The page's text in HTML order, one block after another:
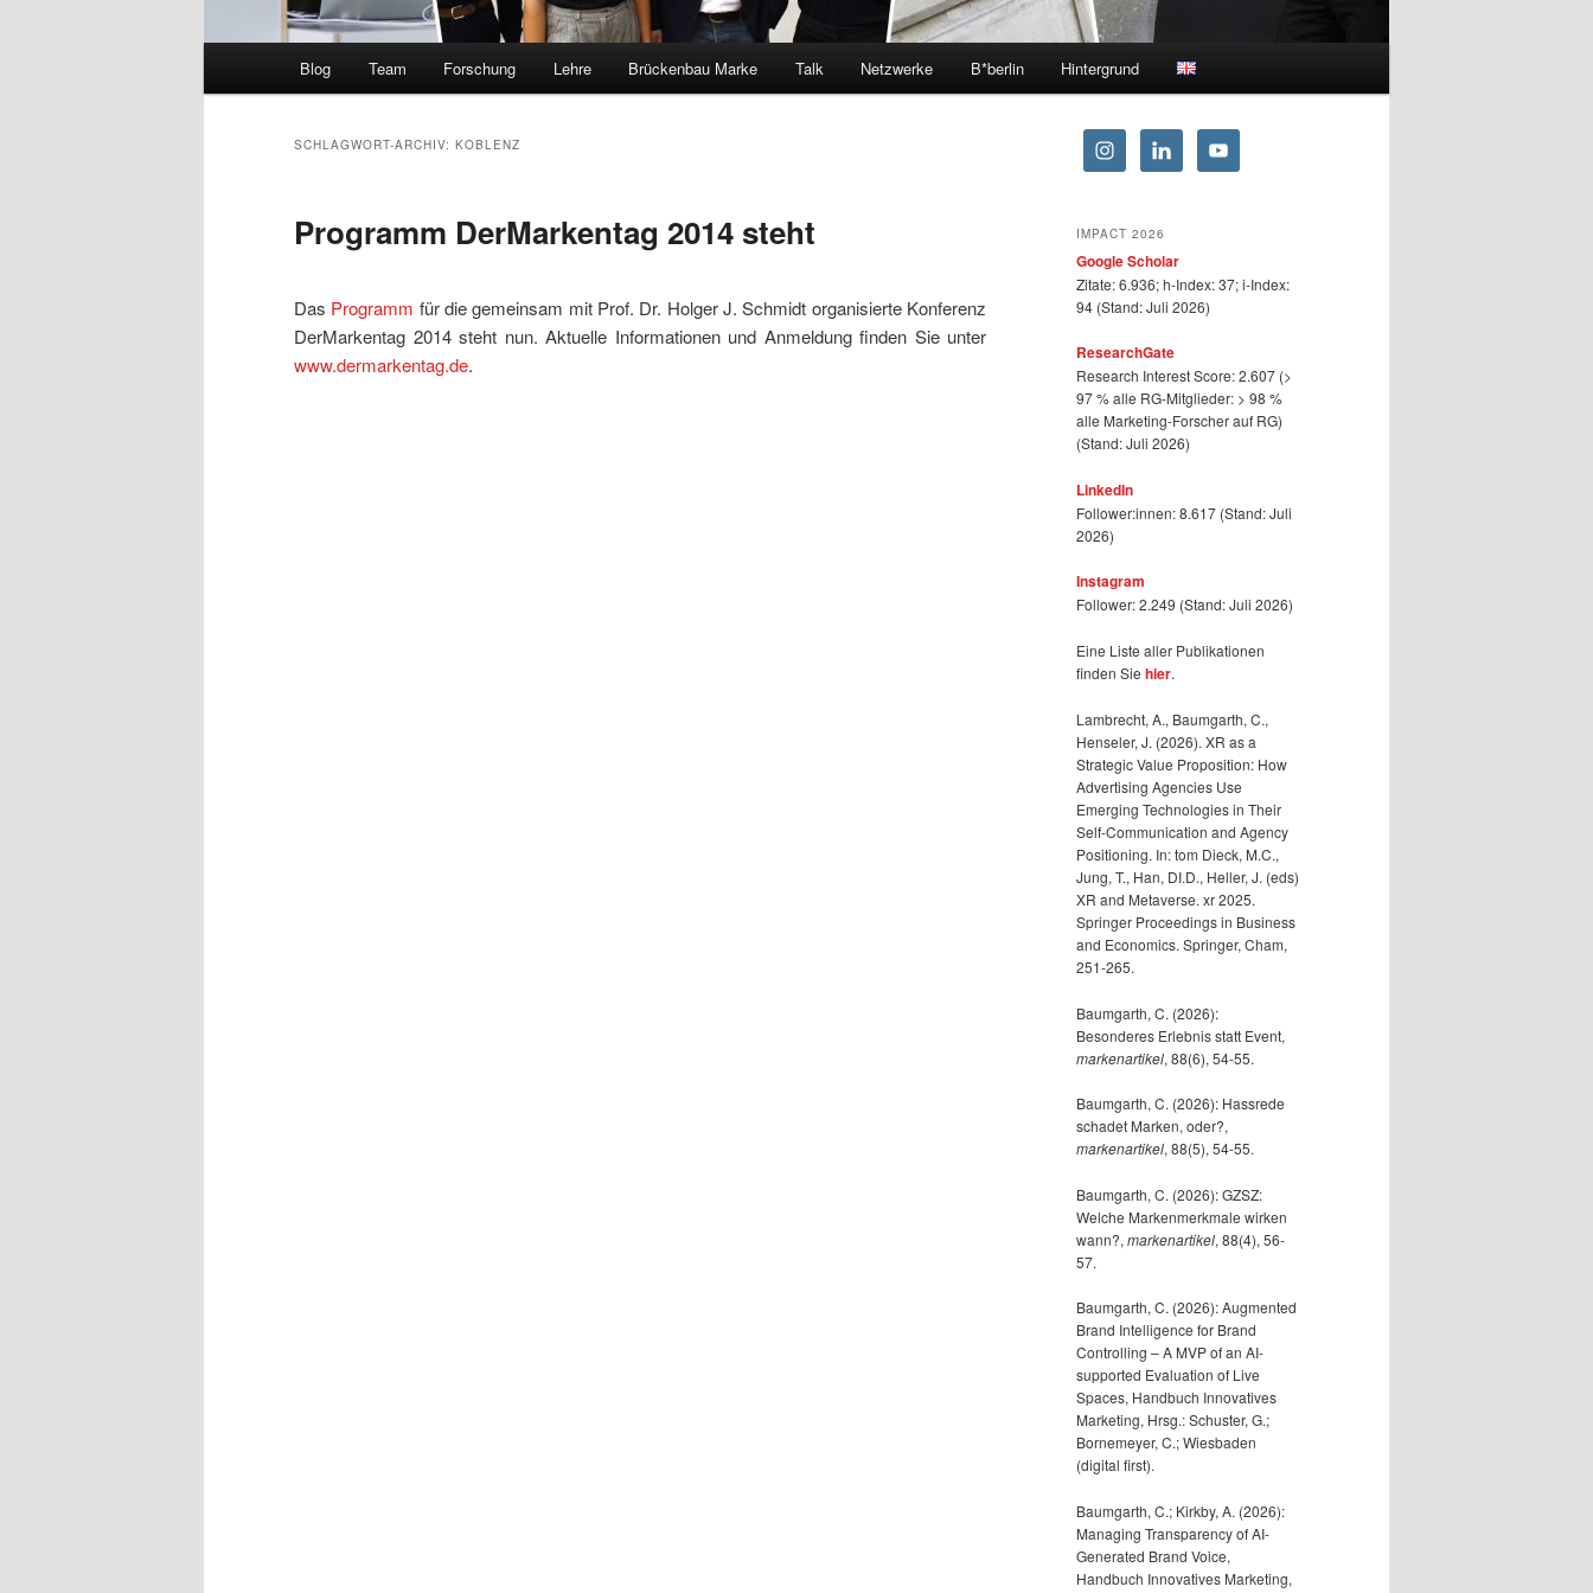
Blog Team Forschung Lehre Brückenbau Marke Talk Netzwerke B*berlin Hintergrund
SCHLAGWORT-ARCHIV: KOBLENZ
Programm DerMarkentag 2014 steht
Das Programm für die gemeinsam mit Prof. Dr. Holger J. Schmidt organisierte Konferenz
DerMarkentag 2014 steht nun. Aktuelle Informationen und Anmeldung finden Sie unter
www.dermarkentag.de.
IMPACT 2026
Google Scholar
Zitate: 6.936; h-Index: 37; i-Index:
94 (Stand: Juli 2026)
ResearchGate
Research Interest Score: 2.607 (>
97 % alle RG-Mitglieder: > 98 %
alle Marketing-Forscher auf RG)
(Stand: Juli 2026)
LinkedIn
Follower:innen: 8.617 (Stand: Juli
2026)
Instagram
Follower: 2.249 (Stand: Juli 2026)
Eine Liste aller Publikationen
finden Sie hier.
Lambrecht, A., Baumgarth, C.,
Henseler, J. (2026). XR as a
Strategic Value Proposition: How
Advertising Agencies Use
Emerging Technologies in Their
Self-Communication and Agency
Positioning. In: tom Dieck, M.C.,
Jung, T., Han, DI.D., Heller, J. (eds)
XR and Metaverse. xr 2025.
Springer Proceedings in Business
and Economics. Springer, Cham,
251-265.
Baumgarth, C. (2026):
Besonderes Erlebnis statt Event,
markenartikel, 88(6), 54-55.
Baumgarth, C. (2026): Hassrede
schadet Marken, oder?,
markenartikel, 88(5), 54-55.
Baumgarth, C. (2026): GZSZ:
Welche Markenmerkmale wirken
wann?, markenartikel, 88(4), 56-
57.
Baumgarth, C. (2026): Augmented
Brand Intelligence for Brand
Controlling – A MVP of an AI-
supported Evaluation of Live
Spaces, Handbuch Innovatives
Marketing, Hrsg.: Schuster, G.;
Bornemeyer, C.; Wiesbaden
(digital first).
Baumgarth, C.; Kirkby, A. (2026):
Managing Transparency of AI-
Generated Brand Voice,
Handbuch Innovatives Marketing,